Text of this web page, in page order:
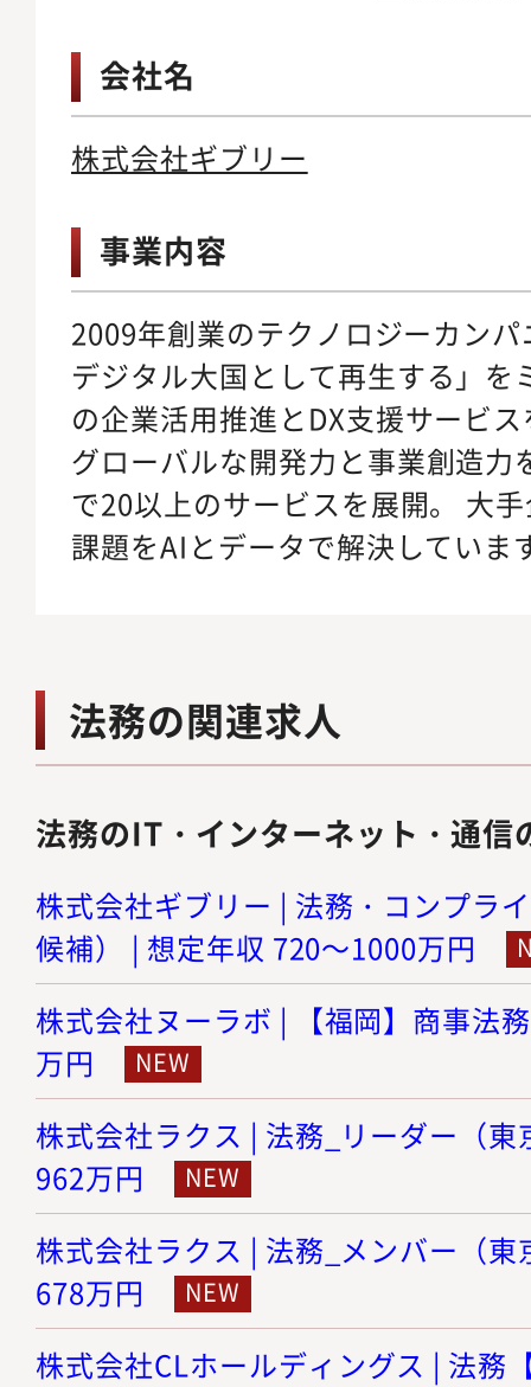
会社名
株式会社ギブリー
事業内容
2009年創業のテクノロジーカン
デジタル大国として再生する」を
の企業活用推進とDX支援サービ
グローバルな開発力と事業創造力
で20以上のサービスを展開。 大
課題をAIとデータで解決していま
法務の関連求人
法務のIT・インターネット・通信
株式会社ギブリー | 法務・コンプラ
候補） | 想定年収 720～1000万円
株式会社ヌーラボ | 【福岡】商事法
万円
株式会社ラクス | 法務_リーダー（
962万円
株式会社ラクス | 法務_メンバー（
678万円
株式会社CLホールディングス | 法務